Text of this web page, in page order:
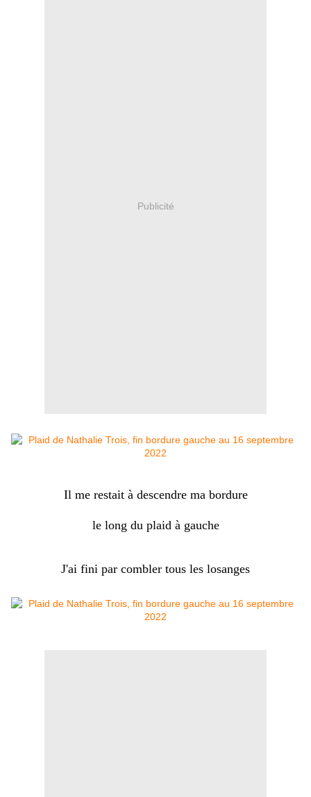
Publicité
Il me restait à descendre ma bordure
le long du plaid à gauche
J'ai fini par combler tous les losanges